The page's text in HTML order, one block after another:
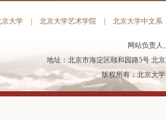
京大学 北京大学艺术学院 北京大学中文系
网站负责
地址：北京市海淀区颐和园路5号 北
版权所有：北京大